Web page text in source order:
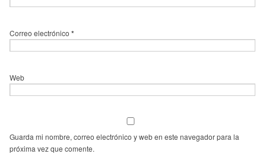
Correo electrónico *
Web
Guarda mi nombre, correo electrónico y web en este navegador para la
próxima vez que comente.